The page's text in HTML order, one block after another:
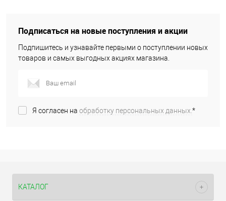
Подписаться на новые поступления и акции
Подпишитесь и узнавайте первыми о поступлении новых
товаров и самых выгодных акциях магазина.
Я согласен на обработку персональных данных.*
КАТАЛОГ